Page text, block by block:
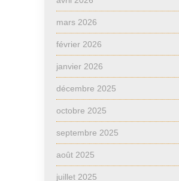
mars 2026
février 2026
janvier 2026
décembre 2025
octobre 2025
septembre 2025
août 2025
juillet 2025